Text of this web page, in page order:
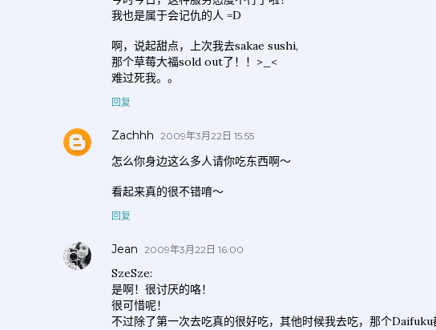
我也是属于会记仇的人 =D
啊，说起甜点，上次我去sakae sushi,
那个草莓大福sold out了！！>_<
难过死我。。
回复
Zachhh 2009年3月22日 15:55
怎么你身边这么多人请你吃东西啊～
看起来真的很不错唷～
回复
Jean 2009年3月22日 16:00
SzeSze:
是啊！很讨厌的咯！
很可惜呢！
不过除了第一次去吃真的很好吃，其他时候我去吃，那个